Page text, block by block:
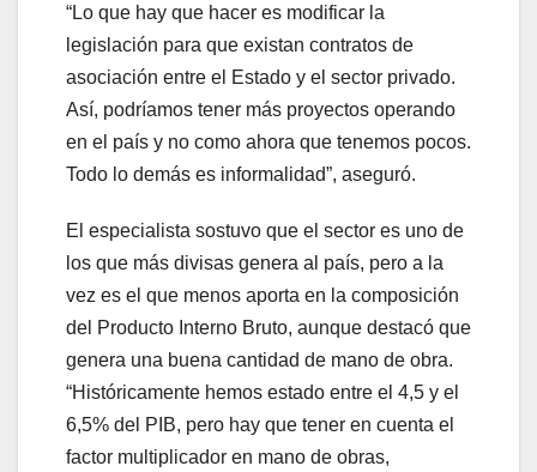
“Lo que hay que hacer es modificar la
legislación para que existan contratos de
asociación entre el Estado y el sector privado.
Así, podríamos tener más proyectos operando
en el país y no como ahora que tenemos pocos.
Todo lo demás es informalidad”, aseguró.
El especialista sostuvo que el sector es uno de
los que más divisas genera al país, pero a la
vez es el que menos aporta en la composición
del Producto Interno Bruto, aunque destacó que
genera una buena cantidad de mano de obra.
“Históricamente hemos estado entre el 4,5 y el
6,5% del PIB, pero hay que tener en cuenta el
factor multiplicador en mano de obras,